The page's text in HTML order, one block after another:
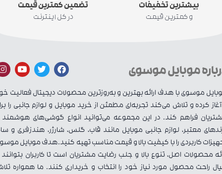
بیشترین تخفیفات
و کمترین قیمت
تضمین کمترین قیمت
در کل اینترنت
موبایل موسوی
موسوی با هدف ارائه بهترین و به‌روزترین محصولات دیجیتال فعالیت
آغاز کرده و تلاش می‌کند تجربه‌ای مطمئن از خرید موبایل و لوازم جانبی را
فراهم کند. در این مجموعه می‌توانید انواع گوشی‌های هوشمند
معتبر، لوازم جانبی موبایل مانند قاب، گلس، شارژر، هندزفری و
کاربردی را با کیفیت بالا و قیمت مناسب تهیه کنید.هدف موبایل
محصولات اصل، تنوع بالا و جلب رضایت مشتریان است تا کاربران بتوانند
راحت محصول مورد نیاز خود را انتخاب و خریداری کنند. ما همواره